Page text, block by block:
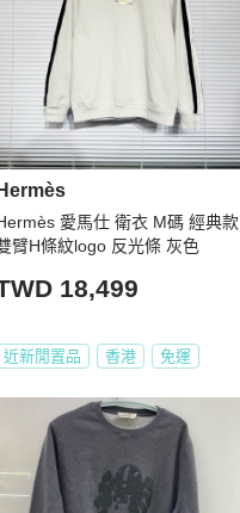
Hermès
愛馬仕 衛衣 M碼 經典款
臂H條紋logo 反光條 灰色
18,499
近新閒置品 香港 免運